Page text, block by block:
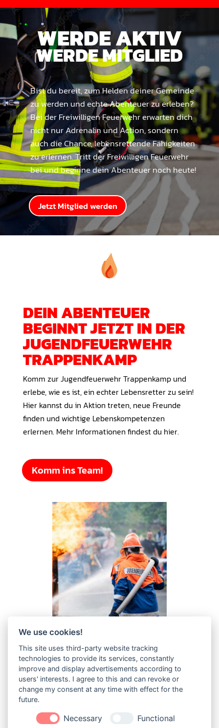
WERDE AKTIV
WERDE MITGLIED
Bist du bereit, zum Helden deiner Gemeinde
zu werden und echte Abenteuer zu erleben?
Bei der Freiwilligen Feuerwehr erwarten dich
nicht nur Adrenalin und Action, sondern
auch die Chance, lebensrettende Fähigkeiten
zu erlernen. Tritt der Freiwilligen Feuerwehr
bei und beginne dein Abenteuer noch heute!
Jetzt Mitglied werden
DEIN ABENTEUER
BEGINNT JETZT IN DER
JUGENDFEUERWEHR
TRAPPENKAMP
Komm zur Jugendfeuerwehr Trappenkamp und
erlebe, wie es ist, ein echter Lebensretter zu sein!
Hier kannst du in Aktion treten, neue Freunde
finden und wichtige Lebenskompetenzen
erlernen. Mehr Informationen findest du hier.
Komm ins Team!
EINSÄTZE
We use cookies!
This site uses third-party website tracking
technologies to provide its services, constantly
improve and display advertisements according to
users' interests. I agree to this and can revoke or
change my consent at any time with effect for the
future.
Necessary Functional